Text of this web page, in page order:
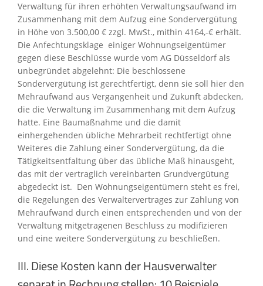
Verwaltung für ihren erhöhten Verwaltungsaufwand im
Zusammenhang mit dem Aufzug eine Sondervergütung
in Höhe von 3.500,00 € zzgl. MwSt., mithin 4164,-€ erhält.
Die Anfechtungsklage einiger Wohnungseigentümer
gegen diese Beschlüsse wurde vom AG Düsseldorf als
unbegründet abgelehnt: Die beschlossene
Sondervergütung ist gerechtfertigt, denn sie soll hier den
Mehraufwand aus Vergangenheit und Zukunft abdecken,
die die Verwaltung im Zusammenhang mit dem Aufzug
hatte. Eine Baumaßnahme und die damit
einhergehenden übliche Mehrarbeit rechtfertigt ohne
Weiteres die Zahlung einer Sondervergütung, da die
Tätigkeitsentfaltung über das übliche Maß hinausgeht,
das mit der vertraglich vereinbarten Grundvergütung
abgedeckt ist. Den Wohnungseigentümern steht es frei,
die Regelungen des Verwaltervertrages zur Zahlung von
Mehraufwand durch einen entsprechenden und von der
Verwaltung mitgetragenen Beschluss zu modifizieren
und eine weitere Sondervergütung zu beschließen.
III. Diese Kosten kann der Hausverwalter